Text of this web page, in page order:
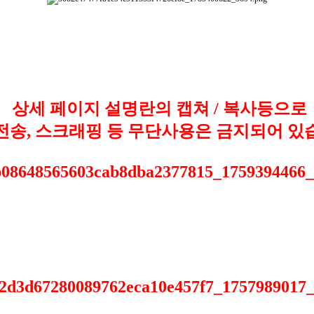
상세 페이지 설명란의 캡쳐 / 복사등으로
송, 스크래핑 등 무단사용은 금지되어 있